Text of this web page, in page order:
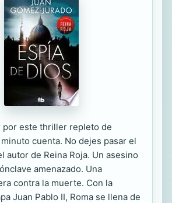
por este thriller repleto de
cuenta. No dejes pasar el
autor de Reina Roja. Un asesino
amenazado. Una
contra la muerte. Con la
Juan Pablo II, Roma se llena de